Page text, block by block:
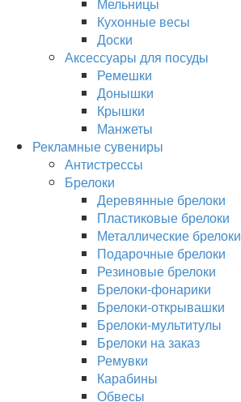
Кухонные весы
Доски
Аксессуары для посуды
Ремешки
Донышки
Крышки
Манжеты
Рекламные сувениры
Антистрессы
Брелоки
Деревянные брелоки
Пластиковые брелоки
Металлические брелоки
Подарочные брелоки
Резиновые брелоки
Брелоки-фонарики
Брелоки-открывашки
Брелоки-мультитулы
Брелоки на заказ
Ремувки
Карабины
Обвесы